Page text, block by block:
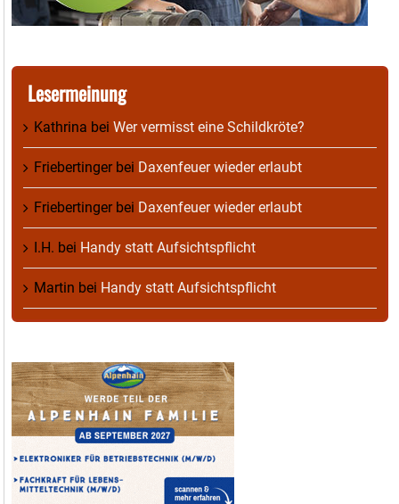
Lesermeinung
Kathrina bei Wer vermisst eine Schildkröte?
Friebertingerbei Daxenfeuer wieder erlaubt
Friebertingerbei Daxenfeuer wieder erlaubt
I.H. bei Handy statt Aufsichtspflicht
Martin bei Handy statt Aufsichtspflicht